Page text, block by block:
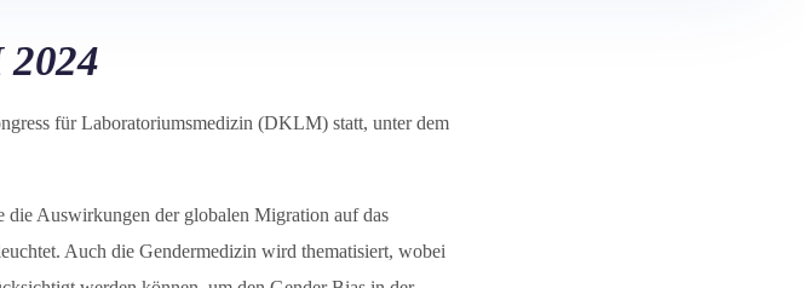
für Laboratoriumsmedizin (DKLM) statt, unter dem
Auswirkungen der globalen Migration auf das
Auch die Gendermedizin wird thematisiert, wobei